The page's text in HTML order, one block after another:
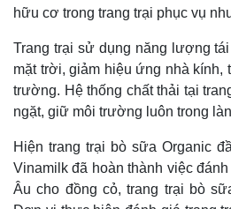
Kinh tế
Bất động sản
Thị
hữu cơ trong trang trại phục vụ
Trang trại sử dụng năng lượng
mặt trời, giảm hiệu ứng nhà kính,
trường. Hệ thống chất thải tại
ngặt, giữ môi trường luôn trong
Hiện trang trại bò sữa Organic
Vinamilk đã hoàn thành việc
Âu cho đồng cỏ, trang trại bò